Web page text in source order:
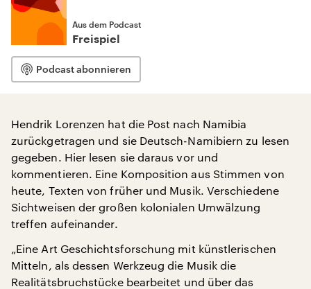
Aus dem Podcast
Freispiel
Podcast abonnieren
Hendrik Lorenzen hat die Post nach Namibia
zurückgetragen und sie Deutsch-Namibiern zu lesen
gegeben. Hier lesen sie daraus vor und
kommentieren. Eine Komposition aus Stimmen von
heute, Texten von früher und Musik. Verschiedene
Sichtweisen der großen kolonialen Umwälzung
treffen aufeinander.
„Eine Art Geschichtsforschung mit künstlerischen
Mitteln, als dessen Werkzeug die Musik die
Realitätsbruchstücke bearbeitet und über das